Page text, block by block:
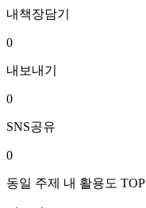
내책장담기
0
내보내기
0
SNS공유
0
동일 주제 내 활용도 TOP